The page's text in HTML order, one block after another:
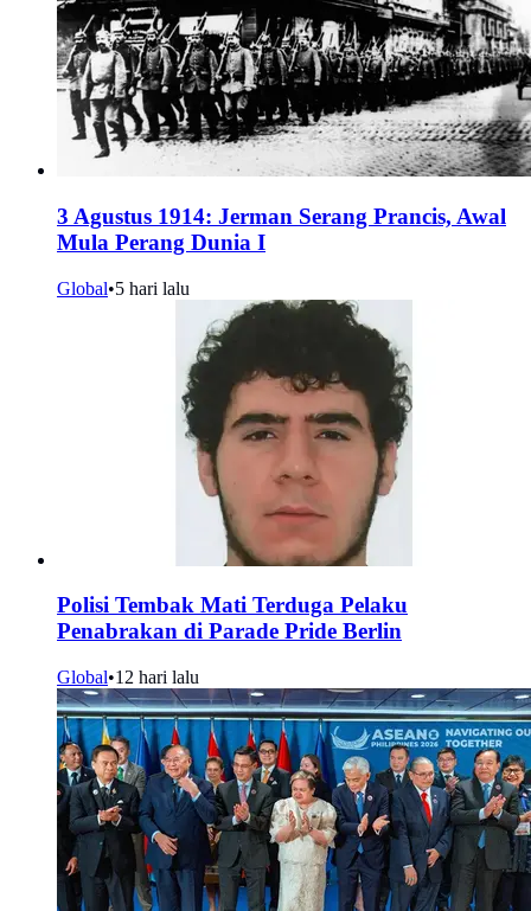
3 Agustus 1914: Jerman Serang Prancis, Awal
Mula Perang Dunia I
Global•5 hari lalu
Polisi Tembak Mati Terduga Pelaku
Penabrakan di Parade Pride Berlin
Global•12 hari lalu